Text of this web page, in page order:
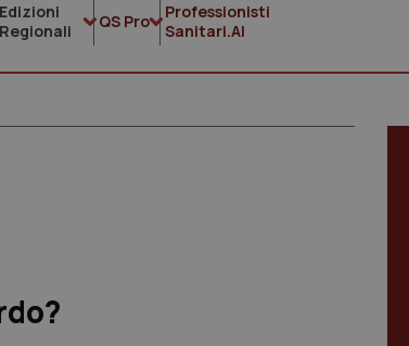
Edizioni
Regionali
QS Pro
Professionisti
Sanitari.AI